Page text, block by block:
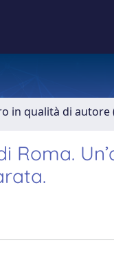
in qualità di autore
Roma.